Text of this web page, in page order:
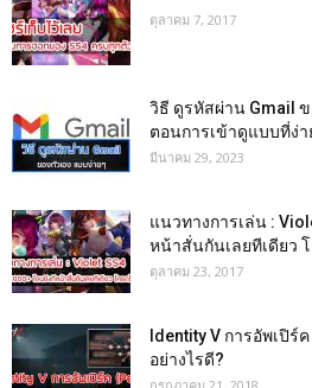
ตุลาคม 7, 2017
วิธี ดูรหัสผ่าน Gmail
ตอนการเข้าดูแบบที่ง่
มีนาคม 29, 2023
แนวทางการเล่น :
หน้าสั่นกันเลยทีเดียว
ตุลาคม 23, 2017
Identity V การอัพเปิร์
อย่างไรดี?